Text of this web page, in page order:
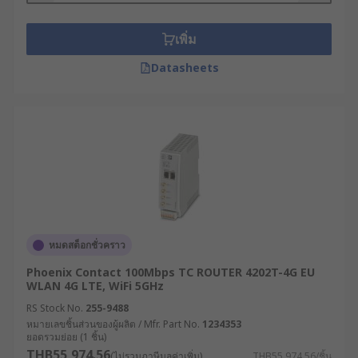
อุปกรณ์ WiFi ต่าง ๆ เช่น แล็ปท็อปหรือสมาร์ตโฟน การ
เชื่อมต่ออินเทอร์เน็ตนี้ประกอบด้วยข้อมูลแพ็กเก็ต เช่น
อีเมลหรือหน้าเว็บไซต์ ซึ่งมี IP Address ระบุปลายทาง
ของข้อมูลให้เราเตอร์ทราบ
ภายในเครือข่าย, วางเส้นทางของข้อมูล, ควบคุมความ
ปลอดภัยของระบบด้วย Firewall หรือ VPN และแบ่ง
เครือข่ายย่อย (Segmenting) เพื่อเพิ่มความปลอดภัย
ใช้เพียงเพื่อส่งต่อ IP แพ็กเก็ตระหว่างคอมพิวเตอร์กับ
อินเทอร์เน็ต แต่ในธุรกิจขนาดใหญ่จะต้องใช้เราเตอร์
ระดับองค์กรที่มีความสามารถมากกว่า เพื่อส่งข้อมูลไป
ในพื้นที่กว้างหรือ WAN (Wide Area Network) ซึ่ง
ข้อมูลอาจต้องผ่านเราเตอร์หลายตัวก่อนถึงปลายทาง
IP สุดท้าย
เพิ่ม
Datasheets
หมดสต็อกชั่วคราว
Phoenix Contact 100Mbps TC ROUTER 4202T-4G EU
WLAN 4G LTE, WiFi 5GHz
RS Stock No. 255-9488
หมายเลขชิ้นส่วนของผู้ผลิต / Mfr. Part No. 1234353
ยอดรวมย่อย (1 ชิ้น)